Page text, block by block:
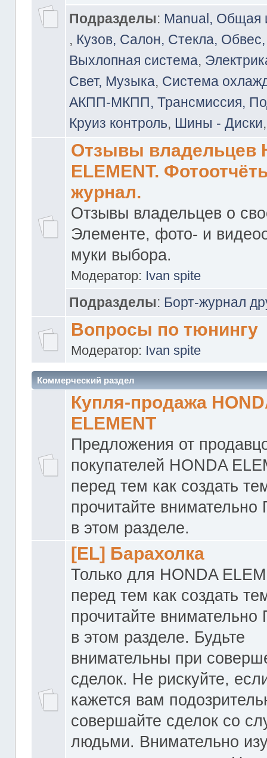
Подразделы: Manual,
, Кузов, Салон, Стекла,
Выхлопная система,
Свет, Музыка, Система
АКПП-МКПП, Трансмиссия,
Круиз контроль, Шины - Диски
Отзывы владельцев
ELEMENT.
журнал.
Отзывы владельцев о
Элементе, фото- и
муки выбора.
Модератор: Ivan spite
Подразделы: Борт-журнал
Вопросы по тюнингу
Модератор: Ivan spite
Коммерческий раздел
Купля-продажа
ELEMENT
Предложения от
покупателей HONDA
перед тем как создать
прочитайте
в этом разделе.
[EL] Барахолка
Только для HONDA
перед тем как создать
прочитайте
в этом разделе. Будьте
внимательны при
сделок. Не рискуйте,
кажется вам
совершайте сделок со
людьми. Внимательно